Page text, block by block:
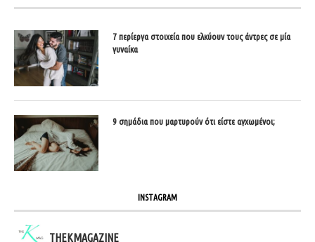
7 περίεργα στοιχεία που ελκύουν τους άντρες σε μία
γυναίκα
9 σημάδια που μαρτυρούν ότι είστε αγχωμένοι;
INSTAGRAM
THEKMAGAZINE